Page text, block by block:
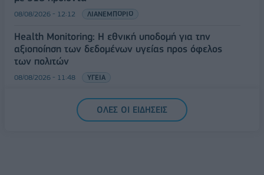
08/08/2026 - 12:12 ΛΙΑΝΕΜΠΟΡΙΟ
Health Monitoring: Η εθνική υποδομή για την
αξιοποίηση των δεδομένων υγείας προς όφελος
των πολιτών
08/08/2026 - 11:48 ΥΓΕΙΑ
Ελληνική Αναπτυξιακή Τράπεζα: Με «προίκα» 2 δισ.
ευρώ ανοίγει δρόμο για δάνεια έως 5 δισ. σε
ΟΛΕΣ ΟΙ ΕΙΔΗΣΕΙΣ